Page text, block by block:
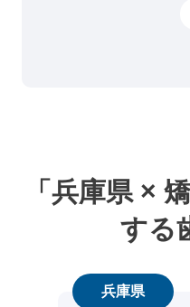
「兵庫県 ×
する
兵庫県